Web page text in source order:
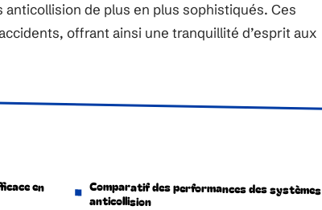
de plus en plus sophistiqués. Ces
offrant ainsi une tranquillité d’esprit aux
en Comparatif des performances des systèmes
anticollision